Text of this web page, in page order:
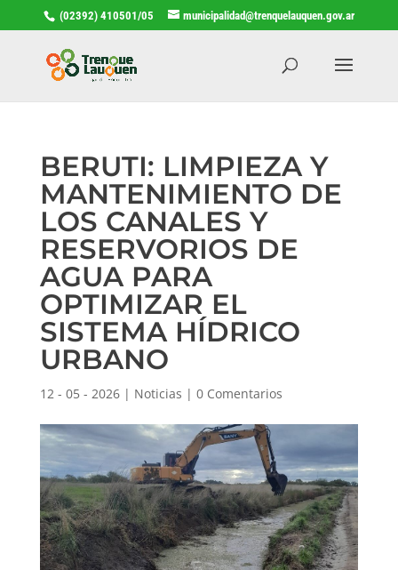
(02392) 410501/05 municipalidad@trenquelauquen.gov.ar
BERUTI: LIMPIEZA Y
MANTENIMIENTO DE
LOS CANALES Y
RESERVORIOS DE
AGUA PARA
OPTIMIZAR EL
SISTEMA HÍDRICO
URBANO
12 - 05 - 2026| Noticias | 0 Comentarios